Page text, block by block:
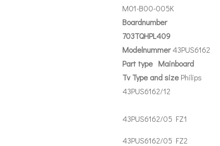
M01-B00-005K
Boardnumber
703TQHPL409
Modelnummer43PUS6162
Part type Mainboard
Tv Type and size Philips
43PUS6162/12
43PUS6162/05 FZ1
43PUS6162/05 FZ2